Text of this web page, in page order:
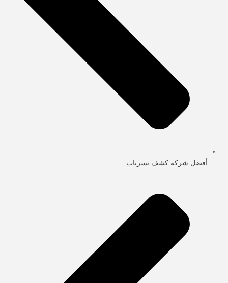
أفضل شركة كشف تسربات